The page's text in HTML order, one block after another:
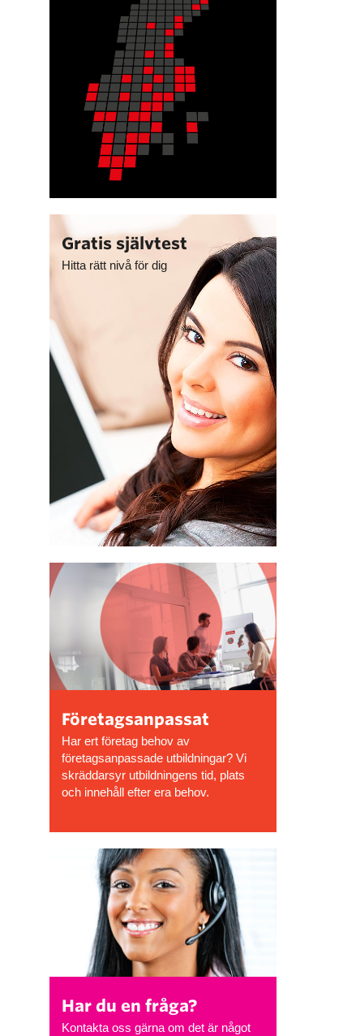
Gratis självtest
Hitta rätt nivå för dig
Företagsanpassat
Har ert företag behov av
företagsanpassade utbildningar? Vi
skräddarsyr utbildningens tid, plats
och innehåll efter era behov.
Har du en fråga?
Kontakta oss gärna om det är något